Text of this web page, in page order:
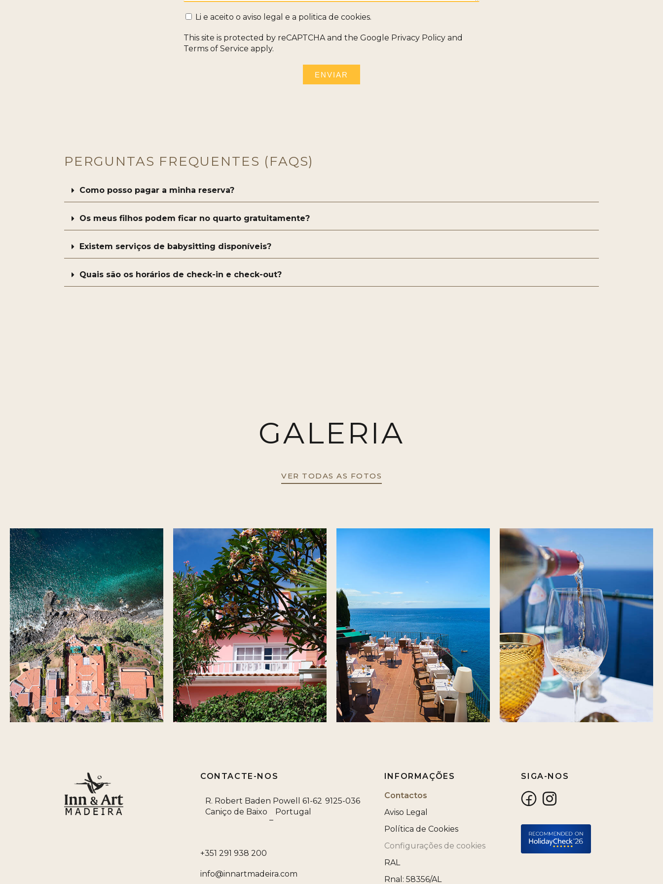
Li e aceito o aviso legal e a politica de cookies.
This site is protected by reCAPTCHA and the Google Privacy Policy and
Terms of Service apply.
ENVIAR
PERGUNTAS FREQUENTES (FAQS)
Como posso pagar a minha reserva?
Os meus filhos podem ficar no quarto gratuitamente?
Existem serviços de babysitting disponíveis?
Quais são os horários de check-in e check-out?
GALERIA
VER TODAS AS FOTOS
CONTACTE-NOS
R. Robert Baden Powell 61-62 9125-036
Caniço de Baixo
–
Portugal
+351 291 938 200
info@innartmadeira.com
INFORMAÇÕES
Contactos
Aviso Legal
Política de Cookies
Configurações de cookies
RAL
Rnal: 58356/AL
SIGA-NOS